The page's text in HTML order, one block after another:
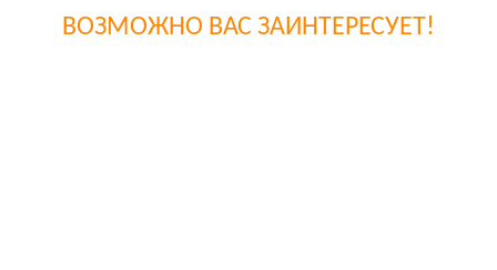
ВОЗМОЖНО ВАС ЗАИНТЕРЕСУЕТ!